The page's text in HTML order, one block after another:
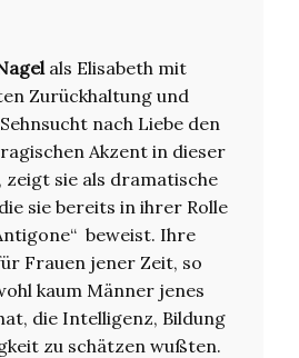
als Elisabeth mit
Zurückhaltung und
nach Liebe den
Akzent in dieser
sie als dramatische
sie bereits in ihrer Rolle
beweist. Ihre
Frauen jener Zeit, so
kaum Männer jenes
die Intelligenz, Bildung
zu schätzen wußten.